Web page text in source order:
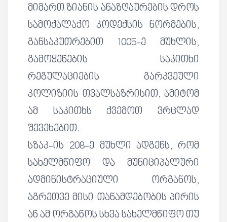
მიმართ ზიანის ანაზღაურების დროს
სამოქალაქო კოდექსის ნორმების,
განსაკუთრებით 1005-ე მუხლის,
გამოყენების საკითხი
რეგულაციების გარკვეული
კოლიზიის თვალსაზრისით, ამიტომ
ამ საკითხს ქვემოთ ვრცლად
შევეხებით.
სზაკ-ის 208-ე მუხლი ადგენს, რომ
სახელმწიფო და მუნიციპალური
ადმინისტრაციული ორგანოს,
აგრეთვე მისი თანამდებობის პირის
ან ამ ორგანოს სხვა სახელმწიფო თუ